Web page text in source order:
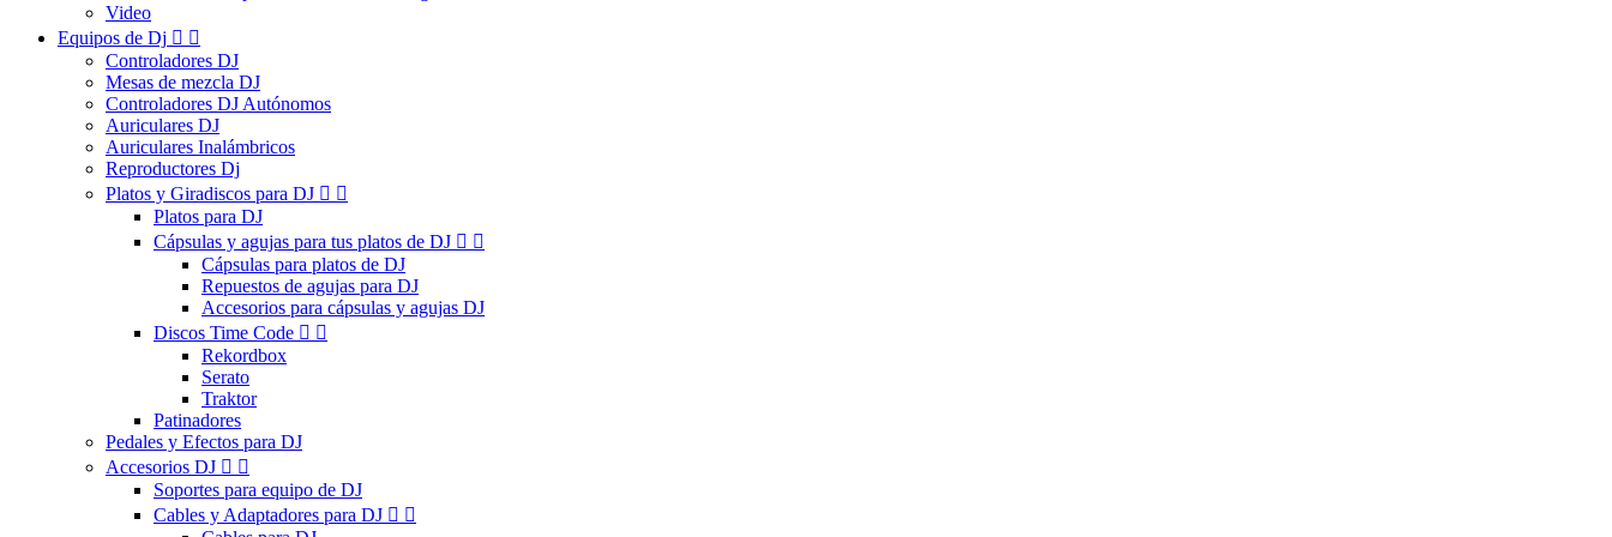
Video
Equipos de Dj  
Controladores DJ
Mesas de mezcla DJ
Controladores DJ Autónomos
Auriculares DJ
Auriculares Inalámbricos
Reproductores Dj
Platos y Giradiscos para DJ  
Platos para DJ
Cápsulas y agujas para tus platos de DJ  
Cápsulas para platos de DJ
Repuestos de agujas para DJ
Accesorios para cápsulas y agujas DJ
Discos Time Code  
Rekordbox
Serato
Traktor
Patinadores
Pedales y Efectos para DJ
Accesorios DJ  
Soportes para equipo de DJ
Cables y Adaptadores para DJ  